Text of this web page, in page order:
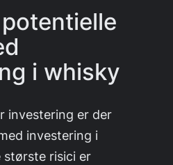
i whisky
investering er der
investering i
største risici er